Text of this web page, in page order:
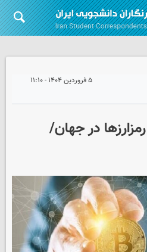
۵ فروردین ۱۴۰۴ - ۱۱:۱۰
در جهان/